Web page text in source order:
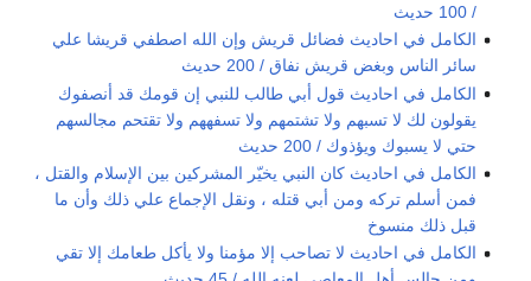
/ 100 حديث
الكامل في احاديث فضائل قريش وإن الله اصطفي قريشا علي
سائر الناس وبغض قريش نفاق / 200 حديث
الكامل في احاديث قول أبي طالب للنبي إن قومك قد أنصفوك
يقولون لك لا تسبهم ولا تشتمهم ولا تسفههم ولا تقتحم مجالسهم
حتي لا يسبوك ويؤذوك / 200 حديث
الكامل في احاديث كان النبي يخيّر المشركين بين الإسلام والقتل ،
فمن أسلم تركه ومن أبي قتله ، ونقل الإجماع علي ذلك وأن ما
قبل ذلك منسوخ
الكامل في احاديث لا تصاحب إلا مؤمنا ولا يأكل طعامك إلا تقي